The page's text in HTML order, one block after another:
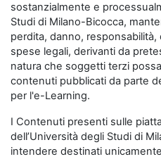
sostanzialmente e
Studi di Milano-Bicocca,
perdita, danno,
spese legali, derivanti da
natura che soggetti terzi
contenuti pubblicati da parte
per l'e-Learning.
I Contenuti presenti sulle
dell’Università degli Studi di
intendere destinati